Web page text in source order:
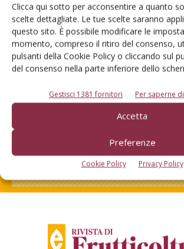
Clicca qui sotto per acconsentire a quanto
scelte dettagliate. Le tue scelte saranno
questo sito. È possibile modificare le
momento, compreso il ritiro del consenso,
pulsanti della Cookie Policy o cliccando sul
del consenso nella parte inferiore dello
Gestisci 1381 fornitori Per saperne
Accetta
Preferenze
Cookie Policy Privacy Policy
Rimani aggiornato sul
Iscriviti alle nostre